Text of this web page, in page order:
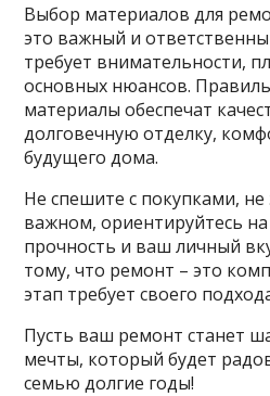
Выбор материалов для
это важный и
требует внимательности,
основных нюансов.
материалы обеспечат
долговечную отделку,
будущего дома.
Не спешите с покупками,
важном, ориентируйтесь на
прочность и ваш личный
тому, что ремонт – это
этап требует своего
Пусть ваш ремонт станет
мечты, который будет
семью долгие годы!